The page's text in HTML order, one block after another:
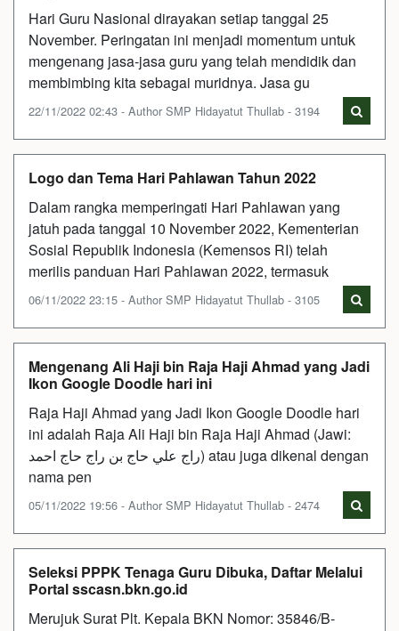
Hari Guru Nasional dirayakan setiap tanggal 25
November. Peringatan ini menjadi momentum untuk
mengenang jasa-jasa guru yang telah mendidik dan
membimbing kita sebagai muridnya. Jasa gu
22/11/2022 02:43 - Author SMP Hidayatut Thullab - 3194
Logo dan Tema Hari Pahlawan Tahun 2022
Dalam rangka memperingati Hari Pahlawan yang
jatuh pada tanggal 10 November 2022, Kementerian
Sosial Republik Indonesia (Kemensos RI) telah
merilis panduan Hari Pahlawan 2022, termasuk
06/11/2022 23:15 - Author SMP Hidayatut Thullab - 3105
Mengenang Ali Haji bin Raja Haji Ahmad yang Jadi
Ikon Google Doodle hari ini
Raja Haji Ahmad yang Jadi Ikon Google Doodle hari
ini adalah Raja Ali Haji bin Raja Haji Ahmad (Jawi:
راج علي حاج بن راج حاج احمد) atau juga dikenal dengan
nama pen
05/11/2022 19:56 - Author SMP Hidayatut Thullab - 2474
Seleksi PPPK Tenaga Guru Dibuka, Daftar Melalui
Portal sscasn.bkn.go.id
Merujuk Surat Plt. Kepala BKN Nomor: 35846/B-